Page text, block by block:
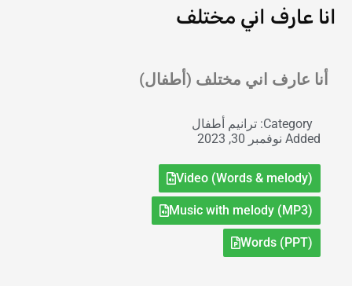
انا عارف اني مختلف
أنا عارف اني مختلف (أطفال)
Category: ترانيم أطفال
Added نوفمبر 30, 2023
Video (Words & melody)
Music with melody (MP3)
Words (PPT)